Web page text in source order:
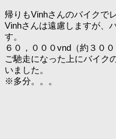
帰りもVinhさんのバイクで
Vinhさんは遠慮しますが、
す。
６０，０００vnd（約３０
ご馳走になった上にバイク
いました。
※多分。。。